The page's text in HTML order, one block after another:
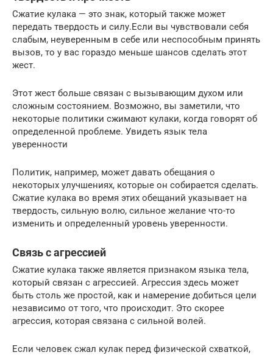
Сжатие кулака — это знак, который также может
передать твердость и силу.Если вы чувствовали себя
слабым, неуверенным в себе или неспособным принять
вызов, то у вас гораздо меньше шансов сделать этот
жест.
Этот жест больше связан с вызывающим духом или
сложным состоянием. Возможно, вы заметили, что
некоторые политики сжимают кулаки, когда говорят об
определенной проблеме. Увидеть язык тела
уверенности
Политик, например, может давать обещания о
некоторых улучшениях, которые он собирается сделать.
Сжатие кулака во время этих обещаний указывает на
твердость, сильную волю, сильное желание что-то
изменить и определенный уровень уверенности.
Связь с агрессией
Сжатие кулака также является признаком языка тела,
который связан с агрессией. Агрессия здесь может
быть столь же простой, как и намерение добиться цели
независимо от того, что происходит. Это скорее
агрессия, которая связана с сильной волей.
Если человек сжал кулак перед физической схваткой,